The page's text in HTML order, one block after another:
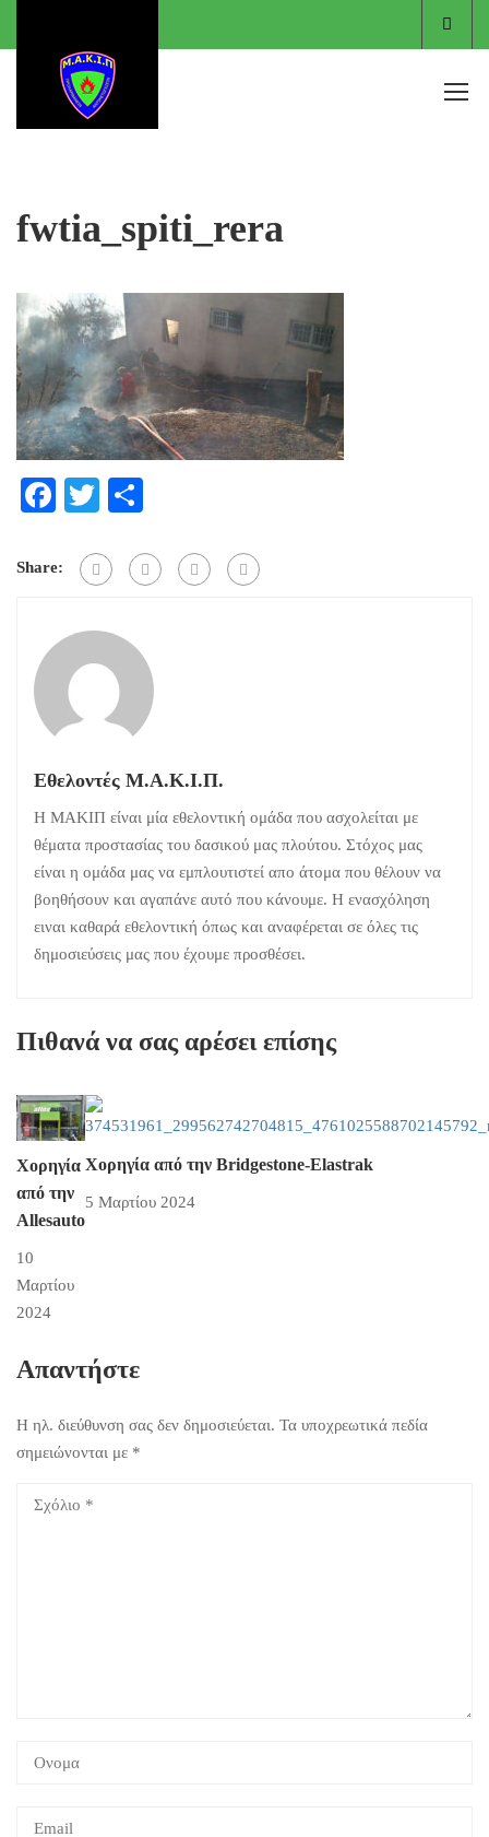
fwtia_spiti_rera
Facebook
Twitter
Share:
Εθελοντές Μ.Α.Κ.Ι.Π.
Η ΜΑΚΙΠ είναι μία εθελοντική ομάδα που ασχολείται με
θέματα προστασίας του δασικού μας πλούτου. Στόχος μας
είναι η ομάδα μας να εμπλουτιστεί απο άτομα που θέλουν να
βοηθήσουν και αγαπάνε αυτό που κάνουμε. Η ενασχόληση
ειναι καθαρά εθελοντική όπως και αναφέρεται σε όλες τις
δημοσιεύσεις μας που έχουμε προσθέσει.
Πιθανά να σας αρέσει επίσης
Χορηγία
από την
Allesauto
10
Μαρτίου
2024
Χορηγία από την Bridgestone-Elastrak
5 Μαρτίου 2024
Απαντήστε
Η ηλ. διεύθυνση σας δεν δημοσιεύεται. Τα υποχρεωτικά πεδία
σημειώνονται με *